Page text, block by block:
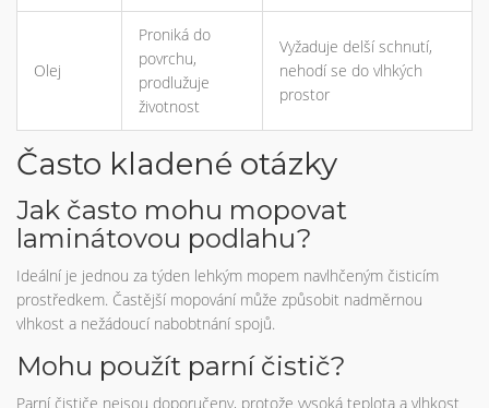
Olej
Proniká do
povrchu,
prodlužuje
životnost
Vyžaduje delší schnutí,
nehodí se do vlhkých
prostor
Často kladené otázky
Jak často mohu mopovat
laminátovou podlahu?
Ideální je jednou za týden lehkým mopem navlhčeným čisticím
prostředkem. Častější mopování může způsobit nadměrnou
vlhkost a nežádoucí nabobtnání spojů.
Mohu použít parní čistič?
Parní čističe nejsou doporučeny, protože vysoká teplota a vlhkost